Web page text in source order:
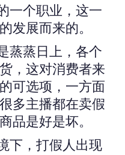
一个职业，这一
发展而来的。
蒸蒸日上，各个
，这对消费者来
可选项，一方面
多主播都在卖假
品是好是坏。
下，打假人出现